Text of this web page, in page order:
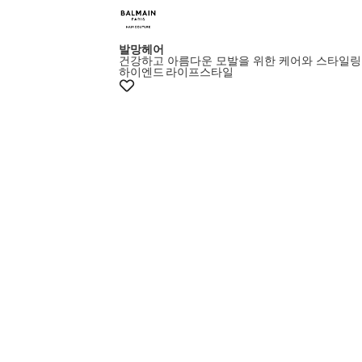
발망헤어
건강하고 아름다운 모발을 위한 케어와 스타일링
하이엔드 라이프스타일